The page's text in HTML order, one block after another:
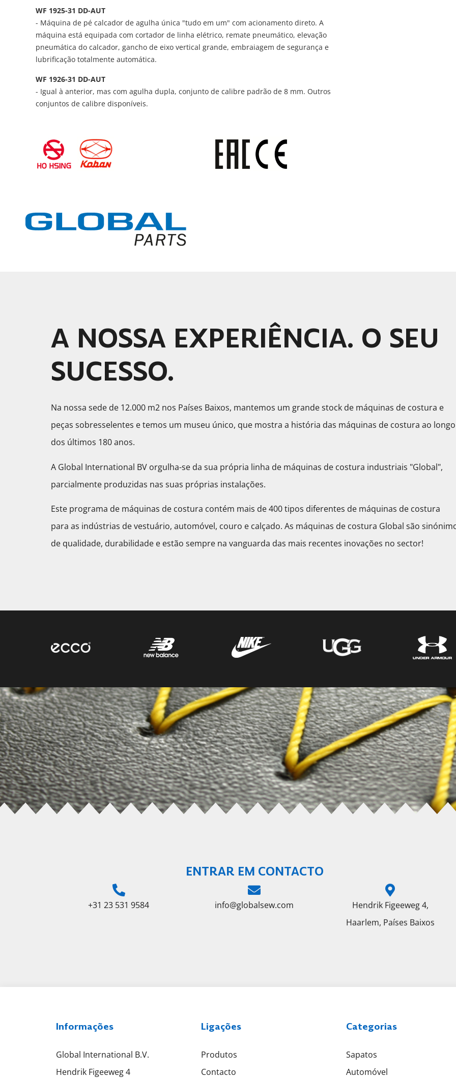
WF 1925-31 DD-AUT
- Máquina de pé calcador de agulha única "tudo em um" com acionamento direto. A
máquina está equipada com cortador de linha elétrico, remate pneumático, elevação
pneumática do calcador, gancho de eixo vertical grande, embraiagem de segurança e
lubrificação totalmente automática.
WF 1926-31 DD-AUT
- Igual à anterior, mas com agulha dupla, conjunto de calibre padrão de 8 mm. Outros
conjuntos de calibre disponíveis.
A NOSSA EXPERIÊNCIA. O SEU
SUCESSO.
Na nossa sede de 12.000 m2 nos Países Baixos, mantemos um grande stock de máquinas de costura e
peças sobresselentes e temos um museu único, que mostra a história das máquinas de costura ao longo
dos últimos 180 anos.
A Global International BV orgulha-se da sua própria linha de máquinas de costura industriais "Global",
parcialmente produzidas nas suas próprias instalações.
Este programa de máquinas de costura contém mais de 400 tipos diferentes de máquinas de costura
para as indústrias de vestuário, automóvel, couro e calçado. As máquinas de costura Global são
de qualidade, durabilidade e estão sempre na vanguarda das mais recentes inovações no sector!
ENTRAR EM CONTACTO
+31 23 531 9584 info@globalsew.com
Hendrik Figeeweg 4,
Haarlem, Países Baixos
Informações
Global International B.V.
Hendrik Figeeweg 4
Ligações
Produtos
Contacto
Categorias
Sapatos
Automóvel